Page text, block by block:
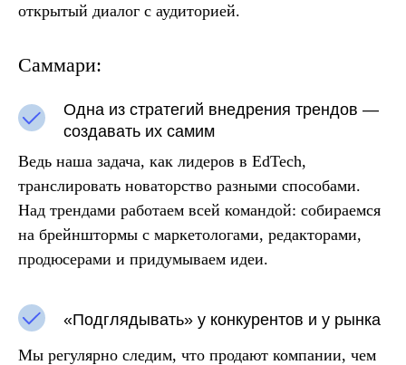
открытый диалог с аудиторией.
Саммари:
Одна из стратегий внедрения трендов —
создавать их самим
Ведь наша задача, как лидеров в EdTech,
транслировать новаторство разными способами.
Над трендами работаем всей командой: собираемся
на брейнштормы с маркетологами, редакторами,
продюсерами и придумываем идеи.
«Подглядывать» у конкурентов и у рынка
Мы регулярно следим, что продают компании, чем